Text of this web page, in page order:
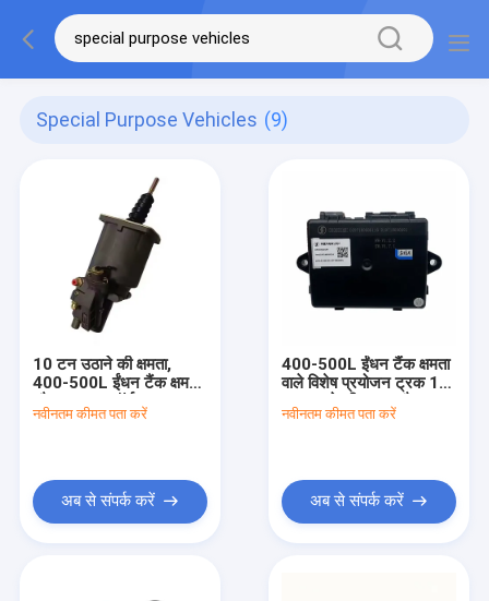
Special Purpose Vehicles (9)
10 टन उठाने की क्षमता,
400-500L ईंधन टैंक क्षमता
और 330hp हॉर्सपावर वाला
अनुकूलित विशेष प्रयोजन
नवीनतम कीमत पता करें
अब से संपर्क करें
400-500L ईंधन टैंक क्षमता
वाले विशेष प्रयोजन ट्रक 10
टन उठाने की क्षमता और
4*2/6*2/6*4/8*4/8*6/4*4/
नवीनतम कीमत पता करें
अब से संपर्क करें